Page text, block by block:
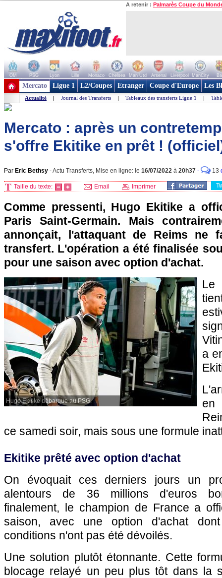
A retenir : Palmarès Coupe du
OM PSG Lyon Lille Monaco Chelsea Man Utd Arsenal Liverpool ManCity
+ de clubs
Mercato Ligue 1 L2/Coupes Etranger Coupe d'Europe Les
Actualité | Journal des Transferts | Tableaux des transferts Ligue 1 |
Mercato : après un
s'offre Ekitike en prêt !
Par Eric Bethsy -Actu Transferts, Mise en ligne: le 16/07/2022 à 20h37 - 13
Taille du texte: Email Imprimer
Comme pressenti, Hugo Ekitike a
Paris Saint-Germain. Mais
annonçait, l'attaquant de Reims ne
transfert. L'opération a été finalisée
pour une saison avec option d'achat.
Hugo Ekitike débarque au PSG.
Le
a
ce samedi soir, mais sous une formule
Ekitike prêté avec option d'achat
On évoquait ces derniers jours un
alentours de 36 millions d'euros
finalement, le champion de France a
saison, avec une option d'achat
conditions n'ont pas été dévoilés.
Une solution plutôt étonnante. Cette
blocage relayé un peu plus tôt dans la